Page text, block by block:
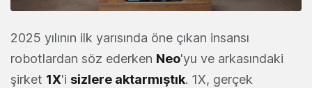
2025 yılının ilk yarısında öne çıkan insansı
robotlardan söz ederken Neo'yu ve arkasındaki
şirket 1X'i sizlere aktarmıştık. 1X, gerçek